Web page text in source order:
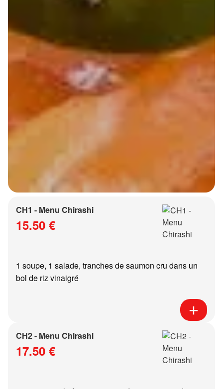
CH1 - Menu Chirashi
15.50 €
1 soupe, 1 salade, tranches de saumon cru dans un
bol de riz vinaigré
CH2 - Menu Chirashi
17.50 €